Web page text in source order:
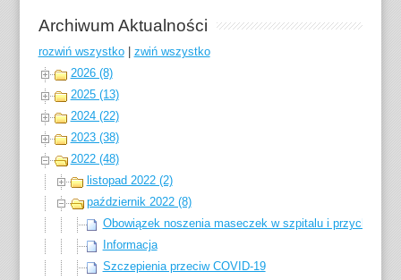
Archiwum Aktualności
rozwiń wszystko| zwiń wszystko
2026 (8)
2025 (13)
2024 (22)
2023 (38)
2022 (48)
listopad 2022 (2)
październik 2022 (8)
Obowiązek noszenia maseczek w szpitalu i przychodni
Informacja
Szczepienia przeciw COVID-19